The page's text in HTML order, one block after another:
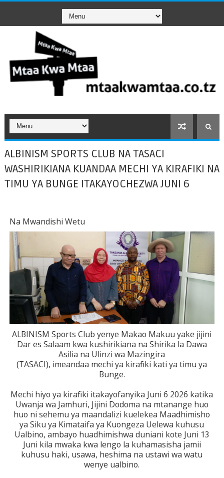
ALBINISM SPORTS CLUB NA TASACI
WASHIRIKIANA KUANDAA MECHI YA KIRAFIKI NA
TIMU YA BUNGE ITAKAYOCHEZWA JUNI 6
Na Mwandishi Wetu
ALBINISM Sports Club yenye Makao Makuu yake jijini
Dar es Salaam kwa kushirikiana na Shirika la Dawa
Asilia na Ulinzi wa Mazingira
(TASACI), imeandaa mechi ya kirafiki kati ya timu ya
Bunge.
Mechi hiyo ya kirafiki itakayofanyika Juni 6 2026 katika
Uwanja wa Jamhuri, Jijini Dodoma na mtanange huo
huo ni sehemu ya maandalizi kuelekea Maadhimisho
ya Siku ya Kimataifa ya Kuongeza Uelewa kuhusu
Ualbino, ambayo huadhimishwa duniani kote Juni 13
Juni kila mwaka kwa lengo la kuhamasisha jamii
kuhusu haki, usawa, heshima na ustawi wa watu
wenye ualbino.